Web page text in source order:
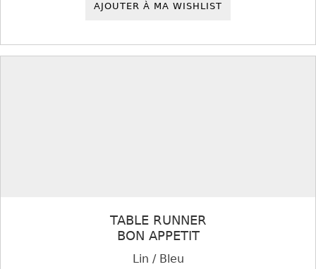
AJOUTER À MA WISHLIST
TABLE RUNNER
BON APPETIT
Lin / Bleu